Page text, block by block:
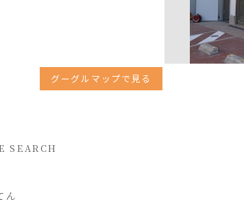
SEARCH
ん
グーグルマップで見る